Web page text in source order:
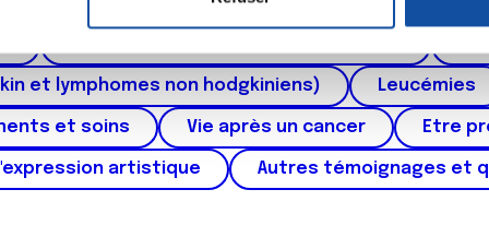
de publicité et d'analyse, qui peuvent combiner celles-ci
ont collectées lors de votre utilisation de leurs services.
et lymphomes non hodgkiniens) Leucémies
et soins Vie après un cancer Etre
artistique Autres témoignages et